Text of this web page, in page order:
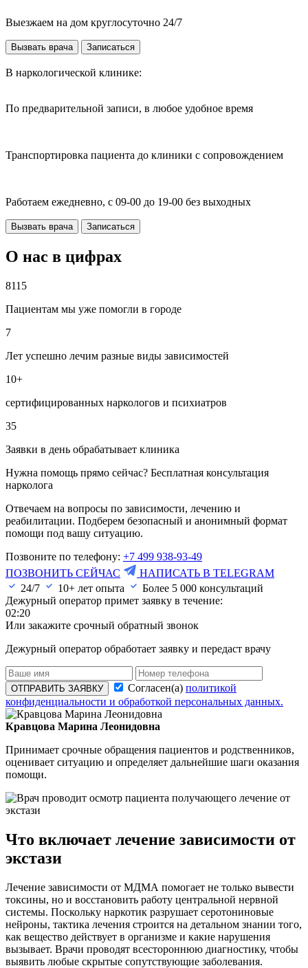
Выезжаем на дом круглосуточно 24/7
Вызвать врача Записаться
В наркологической клинике:
По предварительной записи, в любое удобное время
Транспортировка пациента до клиники с сопровождением
Работаем ежедневно, с 09-00 до 19-00 без выходных
Вызвать врача Записаться
О нас в цифрах
8115
Пациентам мы уже помогли в городе
7
Лет успешно лечим разные виды зависимостей
10+
сертифицированных наркологов и психиатров
35
Заявки в день обрабатывает клиника
Нужна помощь прямо сейчас? Бесплатная консультация
нарколога
Отвечаем на вопросы по зависимости, лечению и
реабилитации. Подберем безопасный и анонимный формат
помощи под вашу ситуацию.
Позвоните по телефону: +7 499 938-93-49
ПОЗВОНИТЬ СЕЙЧАС
НАПИСАТЬ В TELEGRAM
24/7
10+ лет опыта Более 5 000 консультаций
Дежурный оператор примет заявку в течение:
02:20
Или закажите срочный обратный звонок
Дежурный оператор обработает заявку и передаст врачу
ОТПРАВИТЬ ЗАЯВКУ Согласен(а) политикой
конфиденциальности и обработкой персональных данных.
Кравцова Марина Леонидовна
Принимает срочные обращения пациентов и родственников,
оценивает ситуацию и определяет дальнейшие шаги оказания
помощи.
Что включает лечение зависимости от
экстази
Лечение зависимости от МДМА помогает не только вывести
токсины, но и восстановить работу центральной нервной
системы. Поскольку наркотик разрушает серотониновые
нейроны, тактика лечения строится на детальном знании того,
как вещество действует в организме и какие нарушения
вызывает. Врачи проводят всестороннюю диагностику, чтобы
выявить любые скрытые сопутствующие заболевания.